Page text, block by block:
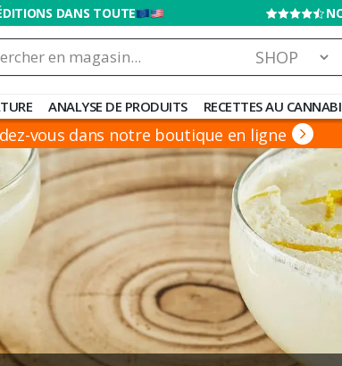
DANS TOUTE
ANALYSE DE PRODUITS RECETTES AU
vous dans notre boutique en ligne